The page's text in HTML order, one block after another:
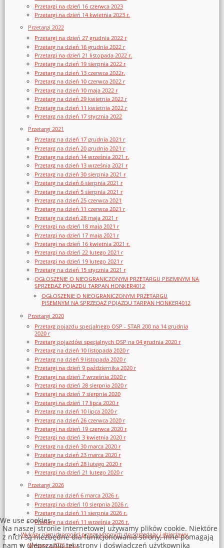
Przetargi na dzień 16 czerwca 2023
Przetargi na dzień 14 kwietnia 2023 r.
Przetargi 2022
Przetargi na dzień 27 grudnia 2022 r
Przetarg na dzień 16 grudnia 2022 r
Przetargi na dzień 21 listopada 2022 r.
Przetarg na dzień 19 sierpnia 2022 r
Przetarg na dzień 13 czerwca 2022r.
Przetarg na dzień 10 czerwca 2022 r
Przetarg na dzień 10 maja 2022 r
Przetarg na dzień 29 kwietnia 2022 r
Przetarg na dzień 11 kwietnia 2022 r
Przetarg na dzień 17 stycznia 2022
Przetargi 2021
Przetarg na dzień 17 grudnia 2021 r
Przetarg na dzień 20 grudnia 2021 r
Przetarg na dzień 14 września 2021 r.
Przetarg na dzień 13 września 2021 r
Przetarg na dzień 30 sierpnia 2021 r
Przetarg na dzień 6 sierpnia 2021 r
Przetarg na dzień 5 sierpnia 2021 r
Przetarg na dzień 25 czerwca 2021
Przetarg na dzień 11 czerwca 2021 r
Przetarg na dzień 28 maja 2021 r
Przetargi na dzień 18 maja 2021 r
Przetargi na dzień 17 maja 2021 r
Przetargi na dzień 16 kwietnia 2021 r.
Przetargi na dzień 22 lutego 2021 r
Przetargi na dzień 19 lutego 2021 r
Przetarg na dzień 15 stycznia 2021 r
OGŁOSZENIE O NIEOGRANICZONYM PRZETARGU PISEMNYM NA
SPRZEDAŻ POJAZDU TARPAN HONKER4012
OGŁOSZENIE O NIEOGRANICZONYM PRZETARGU
PISEMNYM NA SPRZEDAŻ POJAZDU TARPAN HONKER4012
Przetargi 2020
Przetarg pojazdu specjalnego OSP - STAR 200 na 14 grudnia
2020 r
Przetarg pojazdów specjalnych OSP na 04 grudnia 2020 r
Przetarg na dzień 10 listopada 2020 r
Przetarg na dzień 9 listopada 2020 r
Przetargi na dzień 9 października 2020 r
Przetargi na dzień 7 września 2020 r
Przetargi na dzień 28 sierpnia 2020 r
Przetargi na dzień 7 sierpnia 2020
Przetargi na dzień 17 lipca 2020 r
Przetarg na dzień 10 lipca 2020 r
Przetarg na dzień 26 czerwca 2020 r
Przetargi na dzień 19 czerwca 2020 r
Przetargi na dzień 3 kwietnia 2020 r
Przetarg na dzień 30 marca 2020 r
Przetarg na dzień 23 marca 2020 r
Przetarg na dzień 28 lutego 2020 r
Przetargi na dzień 21 lutego 2020 r
Przetargi 2026
Przetarg na dzień 6 marca 2026 r.
Przetargi na dzień 10 sierpnia 2026 r.
Przetarg na dzień 11 sierpnia 2026 r.
Przetarg na dzień 11 września 2026 r.
Wykazy nieruchomości przeznaczonych do sprzedaży i dzierżawy
Wykazy z 2026 roku
We use cookies
Na naszej stronie internetowej używamy plików cookie. Niektóre
z nich są niezbędne dla funkcjonowania strony, inne pomagają
nam w ulepszaniu tej strony i doświadczeń użytkownika